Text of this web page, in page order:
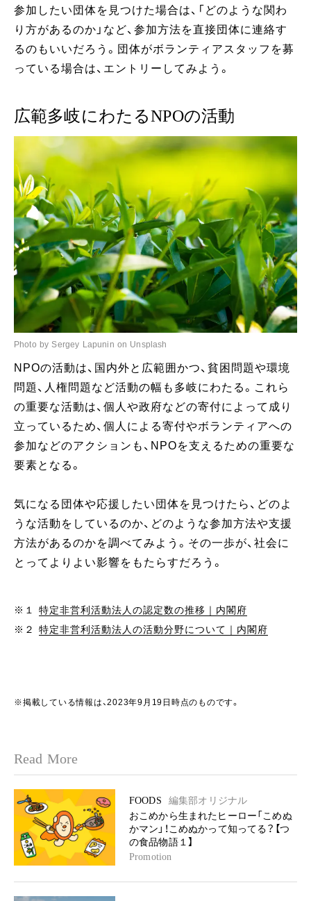
参加したい団体を見つけた場合は、「どのような関わ
り方があるのか」など、参加方法を直接団体に連絡す
るのもいいだろう。団体がボランティアスタッフを募
っている場合は、エントリーしてみよう。
広範多岐にわたるNPOの活動
Photo by Sergey Lapunin on Unsplash
NPOの活動は、国内外と広範囲かつ、貧困問題や環境
問題、人権問題など活動の幅も多岐にわたる。これら
の重要な活動は、個人や政府などの寄付によって成り
立っているため、個人による寄付やボランティアへの
参加などのアクションも、NPOを支えるための重要な
要素となる。
気になる団体や応援したい団体を見つけたら、どのよ
うな活動をしているのか、どのような参加方法や支援
方法があるのかを調べてみよう。その一歩が、社会に
とってよりよい影響をもたらすだろう。
※１ 特定非営利活動法人の認定数の推移｜内閣府
※２ 特定非営利活動法人の活動分野について｜内閣府
※掲載している情報は、2023年9月19日時点のものです。
Read More
FOODS
編集部オリジナル
おこめから生まれたヒーロー「こめぬ
かマン」！こめぬかって知ってる？【つ
の食品物語１】
Promotion